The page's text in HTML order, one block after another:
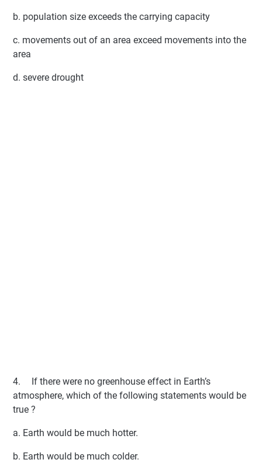
b. population size exceeds the carrying capacity
c. movements out of an area exceed movements into the
area
d. severe drought
4.
If there were no greenhouse effect in Earth’s
atmosphere, which of the following statements would be
true ?
a. Earth would be much hotter.
b. Earth would be much colder.